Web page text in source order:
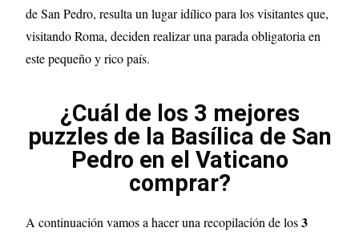
de San Pedro, resulta un lugar idílico para los visitantes que,
visitando Roma, deciden realizar una parada obligatoria en
este pequeño y rico país.
¿Cuál de los 3 mejores
puzzles de la Basílica de San
Pedro en el Vaticano
comprar?
A continuación vamos a hacer una recopilación de los3